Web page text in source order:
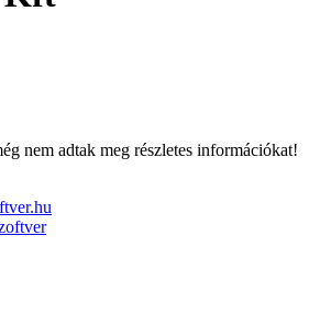
nem adtak meg részletes információkat!